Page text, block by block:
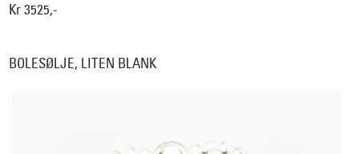
Kr 3525,-
BOLESØLJE, LITEN BLANK